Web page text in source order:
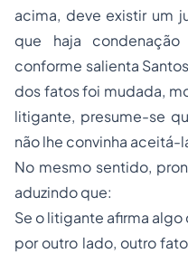
acima, deve existir um
que haja
conforme salienta
dos fatos foi mudada,
litigante, presume-se
não lhe convinha aceitá-
No mesmo sentido,
aduzindo que:
Se o litigante afirma
por outro lado, outro